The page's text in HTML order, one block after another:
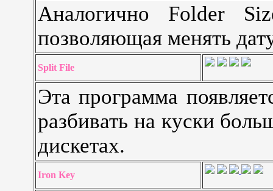
Аналогично Folder
позволяющая менять
Split File
Эта программа
разбивать на куски
дискетах.
Iron Key